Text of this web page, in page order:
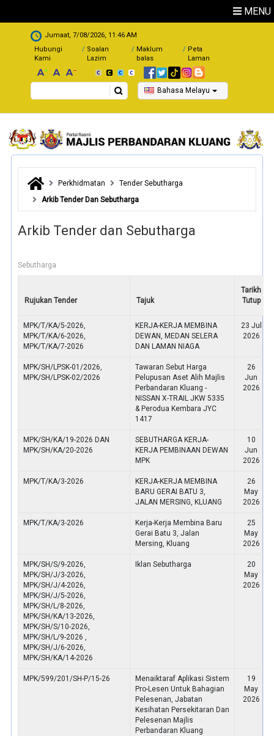
MENU
.
Jumaat, 7/08/2026, 11:46 AM
Hubungi
Kami
Soalan
Lazim
Maklum
balas
Peta
Laman
Search Bahasa Melayu
Perkhidmatan
Tender Sebutharga
Arkib Tender Dan Sebutharga
Arkib Tender dan Sebutharga
Sebutharga
Rujukan Tender Tajuk
Tarikh
Tutup
MPK/T/KA/5-2026,
MPK/T/KA/6-2026,
MPK/T/KA/7-2026
KERJA-KERJA MEMBINA
DEWAN, MEDAN SELERA
DAN LAMAN NIAGA
23 Jul
2026
MPK/SH/LPSK-01/2026,
MPK/SH/LPSK-02/2026
Tawaran Sebut Harga
Pelupusan Aset Alih Majlis
Perbandaran Kluang -
NISSAN X-TRAIL JKW 5335
& Perodua Kembara JYC
1417
26
Jun
2026
MPK/SH/KA/19-2026 DAN
MPK/SH/KA/20-2026
SEBUTHARGA KERJA-
KERJA PEMBINAAN DEWAN
MPK
10
Jun
2026
MPK/T/KA/3-2026
KERJA-KERJA MEMBINA
BARU GERAI BATU 3,
JALAN MERSING, KLUANG
26
May
2026
MPK/T/KA/3-2026
Kerja-Kerja Membina Baru
Gerai Batu 3, Jalan
Mersing, Kluang
25
May
2026
MPK/SH/S/9-2026,
MPK/SH/J/3-2026,
MPK/SH/J/4-2026,
MPK/SH/J/5-2026,
MPK/SH/L/8-2026,
MPK/SH/KA/13-2026,
MPK/SH/S/10-2026,
MPK/SH/L/9-2026 ,
MPK/SH/J/6-2026,
MPK/SH/KA/14-2026
Iklan Sebutharga
20
May
2026
MPK/599/201/SH-P/15-26
Menaiktaraf Aplikasi Sistem
Pro-Lesen Untuk Bahagian
Pelesenan, Jabatan
Kesihatan Persekitaran Dan
Pelesenan Majlis
Perbandaran Kluang
19
May
2026